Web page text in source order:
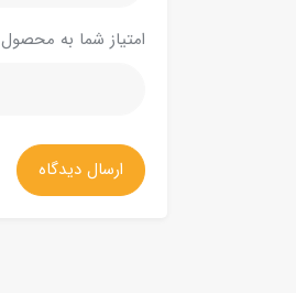
امتیاز شما به محصول
ارسال دیدگاه